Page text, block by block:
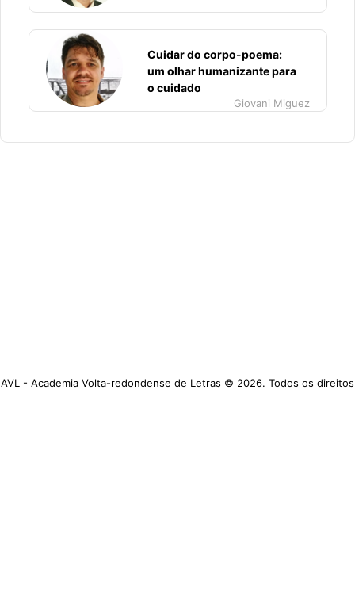
Cuidar do corpo-poema:
um olhar humanizante para
o cuidado
Giovani Miguez
AVL - Academia Volta-redondense de Letras © 2026. Todos os direitos